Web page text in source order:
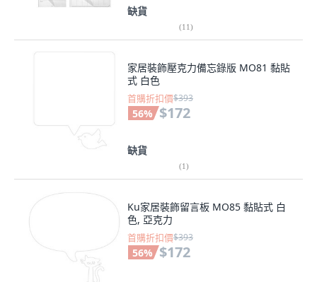
缺貨
(11)
家居裝飾壓克力備忘錄版 MO81 黏貼
式 白色
首購折扣價$393
56% $172
缺貨
(1)
Ku家居裝飾留言板 MO85 黏貼式 白
色, 亞克力
首購折扣價$393
56% $172